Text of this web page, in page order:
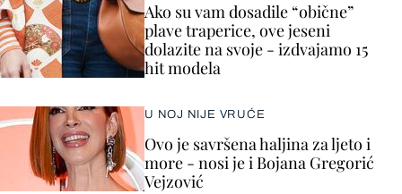
Ako su vam dosadile “obične”
plave traperice, ove jeseni
dolazite na svoje - izdvajamo 15
hit modela
U NOJ NIJE VRUĆE
Ovo je savršena haljina za ljeto i
more - nosi je i Bojana Gregorić
Vejzović